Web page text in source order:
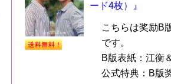
ード4枚）』
こちらは奖励B
です。
B版表紙：江衡
公式特典：B版